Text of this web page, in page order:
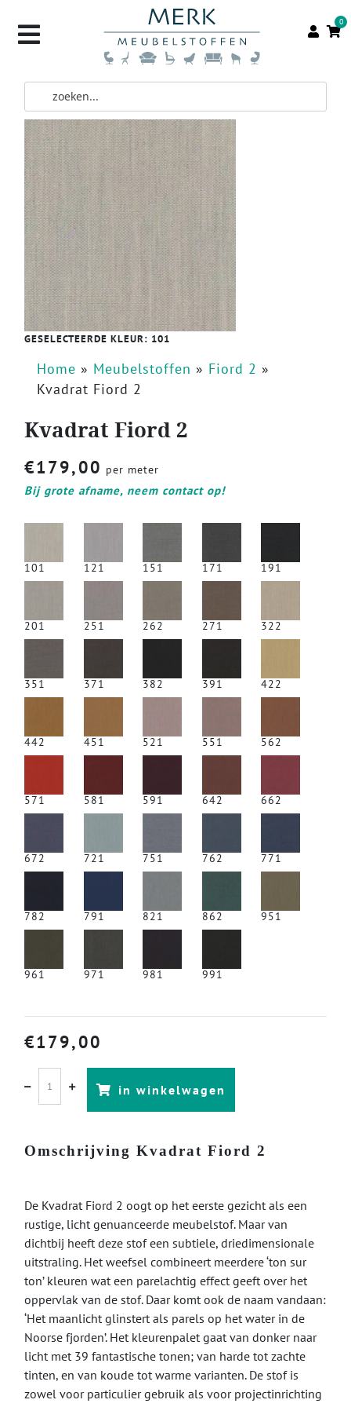
0
GESELECTEERDE KLEUR: 101
Home » Meubelstoffen » Fiord 2 »
Kvadrat Fiord 2
Kvadrat Fiord 2
€179,00 per meter
Bij grote afname, neem contact op!
101 121 151 171 191
201 251 262 271 322
351 371 382 391 422
442 451 521 551 562
571 581 591 642 662
672 721 751 762 771
782 791 821 862 951
961 971 981 991
€179,00
in winkelwagen
Omschrijving Kvadrat Fiord 2
De Kvadrat Fiord 2 oogt op het eerste gezicht als een
rustige, licht genuanceerde meubelstof. Maar van
dichtbij heeft deze stof een subtiele, driedimensionale
uitstraling. Het weefsel combineert meerdere ‘ton sur
ton’ kleuren wat een parelachtig effect geeft over het
oppervlak van de stof. Daar komt ook de naam vandaan:
‘Het maanlicht glinstert als parels op het water in de
Noorse fjorden’. Het kleurenpalet gaat van donker naar
licht met 39 fantastische tonen; van harde tot zachte
tinten, en van koude tot warme varianten. De stof is
zowel voor particulier gebruik als voor projectinrichting